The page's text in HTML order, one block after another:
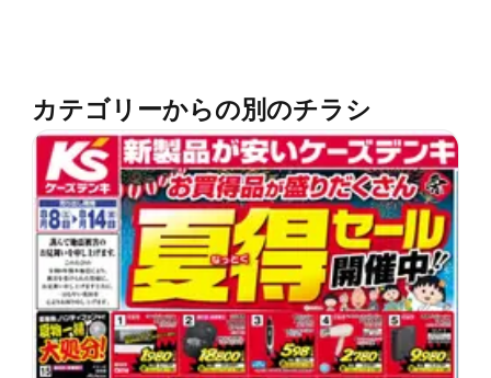
カテゴリーからの別のチラシ